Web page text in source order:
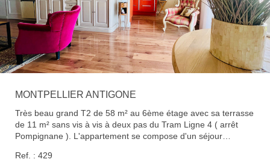
MONTPELLIER ANTIGONE
Très beau grand T2 de 58 m² au 6ème étage avec sa terrasse
de 11 m² sans vis à vis à deux pas du Tram Ligne 4 ( arrêt
Pompignane ). L'appartement se compose d'un séjour
équipée avec plan de travail en marbre blanc, d'une chambre
Ref. : 429